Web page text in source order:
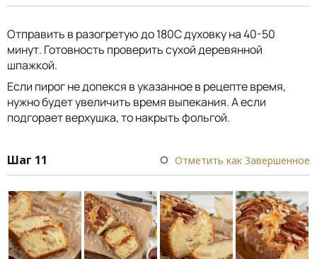
Отправить в разогретую до 180С духовку на 40-50
минут. Готовность проверить сухой деревянной
шпажкой.
Если пирог не допекся в указанное в рецепте время,
нужно будет увеличить время выпекания. А если
подгорает верхушка, то накрыть фольгой.
Шаг 11 Отметить как Завершенное